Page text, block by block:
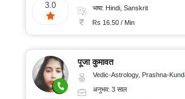
3.0
भाषा: Hindi, Sanskrit
Rs 16.50 / Min
पूजा कुमावत
Vedic-Astrology, Prashna-
अनुभव: 3 साल